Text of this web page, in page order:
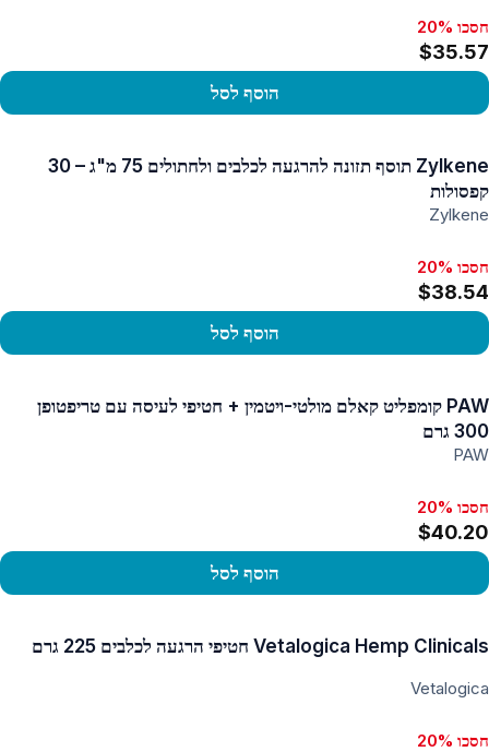
חסכו 20%
$35.57
הוסף לסל
Zylkene תוסף תזונה להרגעה לכלבים ולחתולים 75 מ"ג – 30
קפסולות
Zylkene
חסכו 20%
$38.54
הוסף לסל
PAW קומפליט קאלם מולטי-ויטמין + חטיפי לעיסה עם טריפטופן
300 גרם
PAW
חסכו 20%
$40.20
הוסף לסל
Vetalogica Hemp Clinicals חטיפי הרגעה לכלבים 225 גרם
Vetalogica
חסכו 20%